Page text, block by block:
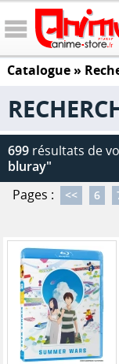
Catalogue»
699 résultats de
bluray"
Pages :
<< 6